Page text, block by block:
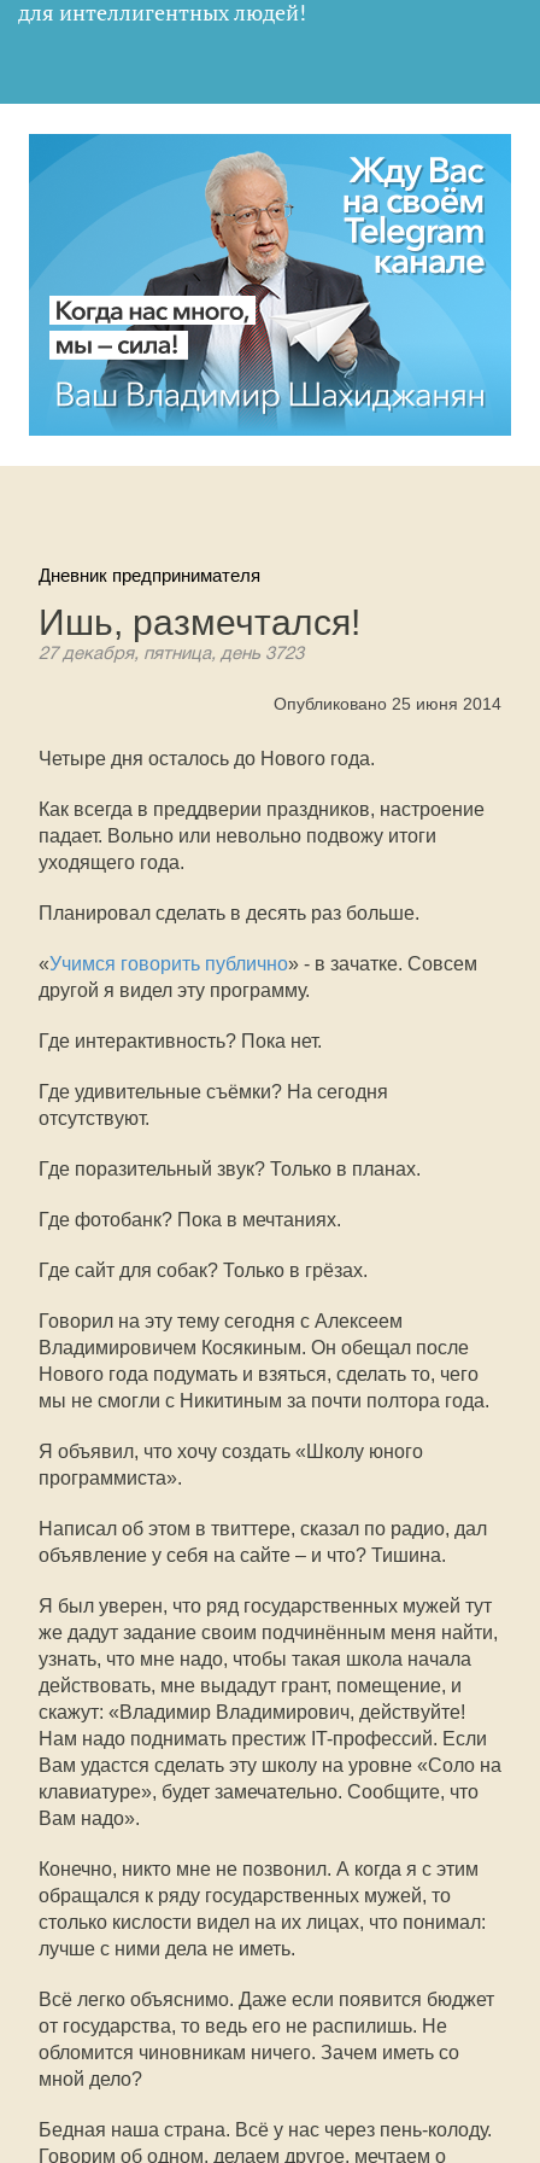
для интеллигентных людей!
Дневник предпринимателя
Ишь, размечтался!
27 декабря, пятница, день 3723
Опубликовано 25 июня 2014
Четыре дня осталось до Нового года.
Как всегда в преддверии праздников, настроение
падает. Вольно или невольно подвожу итоги
уходящего года.
Планировал сделать в десять раз больше.
«Учимся говорить публично» - в зачатке. Совсем
другой я видел эту программу.
Где интерактивность? Пока нет.
Где удивительные съёмки? На сегодня
отсутствуют.
Где поразительный звук? Только в планах.
Где фотобанк? Пока в мечтаниях.
Где сайт для собак? Только в грёзах.
Говорил на эту тему сегодня с Алексеем
Владимировичем Косякиным. Он обещал после
Нового года подумать и взяться, сделать то, чего
мы не смогли с Никитиным за почти полтора года.
Я объявил, что хочу создать «Школу юного
программиста».
Написал об этом в твиттере, сказал по радио, дал
объявление у себя на сайте – и что? Тишина.
Я был уверен, что ряд государственных мужей тут
же дадут задание своим подчинённым меня найти,
узнать, что мне надо, чтобы такая школа начала
действовать, мне выдадут грант, помещение, и
скажут: «Владимир Владимирович, действуйте!
Нам надо поднимать престиж IT-профессий. Если
Вам удастся сделать эту школу на уровне «Соло на
клавиатуре», будет замечательно. Сообщите, что
Вам надо».
Конечно, никто мне не позвонил. А когда я с этим
обращался к ряду государственных мужей, то
столько кислости видел на их лицах, что понимал:
лучше с ними дела не иметь.
Всё легко объяснимо. Даже если появится бюджет
от государства, то ведь его не распилишь. Не
обломится чиновникам ничего. Зачем иметь со
мной дело?
Бедная наша страна. Всё у нас через пень-колоду.
Говорим об одном, делаем другое, мечтаем о